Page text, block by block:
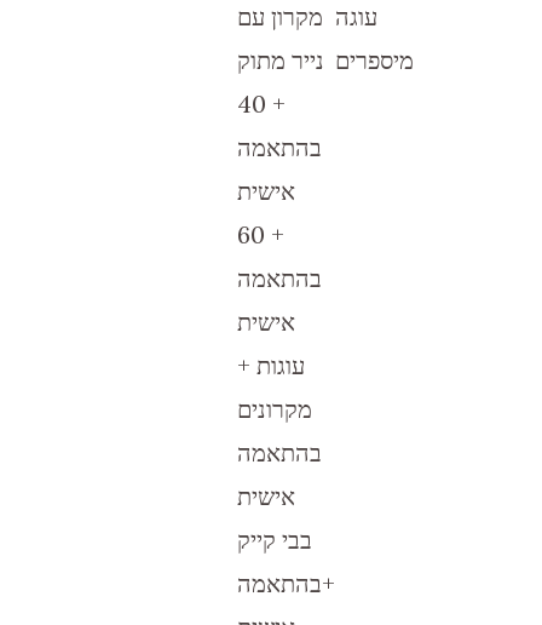
מקרון עם
נייר מתוק
40 +
בהתאמה
אישית
60 +
בהתאמה
אישית
עוגות +
מקרונים
בהתאמה
אישית
בבי קייק
+בהתאמה
עוגה
מיספרים